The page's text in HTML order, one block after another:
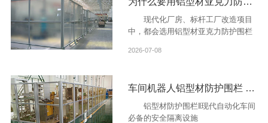
现代化厂房、标杆工厂改造项目
中，都会选用铝型材亚克力防护围栏
2026-07-08
车间机器人铝型材防护围栏 自动化设备安全隔离
铝型材防护围栏‖现代自动化车间
必备的安全隔离设施